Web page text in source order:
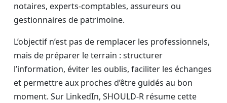
notaires, experts-comptables, assureurs ou
gestionnaires de patrimoine.
L’objectif n’est pas de remplacer les professionnels,
mais de préparer le terrain : structurer
l’information, éviter les oublis, faciliter les échanges
et permettre aux proches d’être guidés au bon
moment. Sur LinkedIn, SHOULD-R résume cette